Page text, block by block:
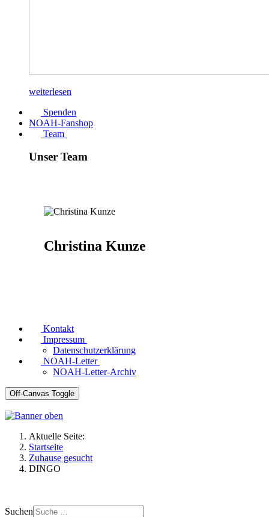
weiterlesen
Spenden
NOAH-Fanshop
Team
Unser Team
Christina Kunze
Kontakt
Impressum
Datenschutzerklärung
NOAH-Letter
NOAH-Letter-Archiv
Off-Canvas Toggle
Aktuelle Seite:
Startseite
Zuhause gesucht
DINGO
Suchen